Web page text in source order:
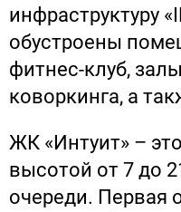
инфраструктуру
обустроены
фитнес-клуб,
коворкинга, а
ЖК «Интуит» –
высотой от 7 до
очереди. Первая